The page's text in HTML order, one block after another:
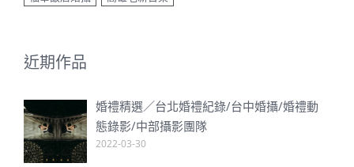
近期作品
婚禮精選／台北婚禮紀錄/台中婚攝/婚禮動
態錄影/中部攝影團隊
2022-03-30